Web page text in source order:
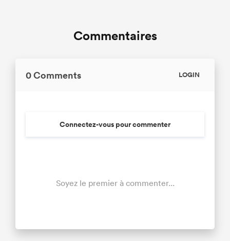
Commentaires
0 Comments LOGIN
Connectez-vous pour commenter
Soyez le premier à commenter...